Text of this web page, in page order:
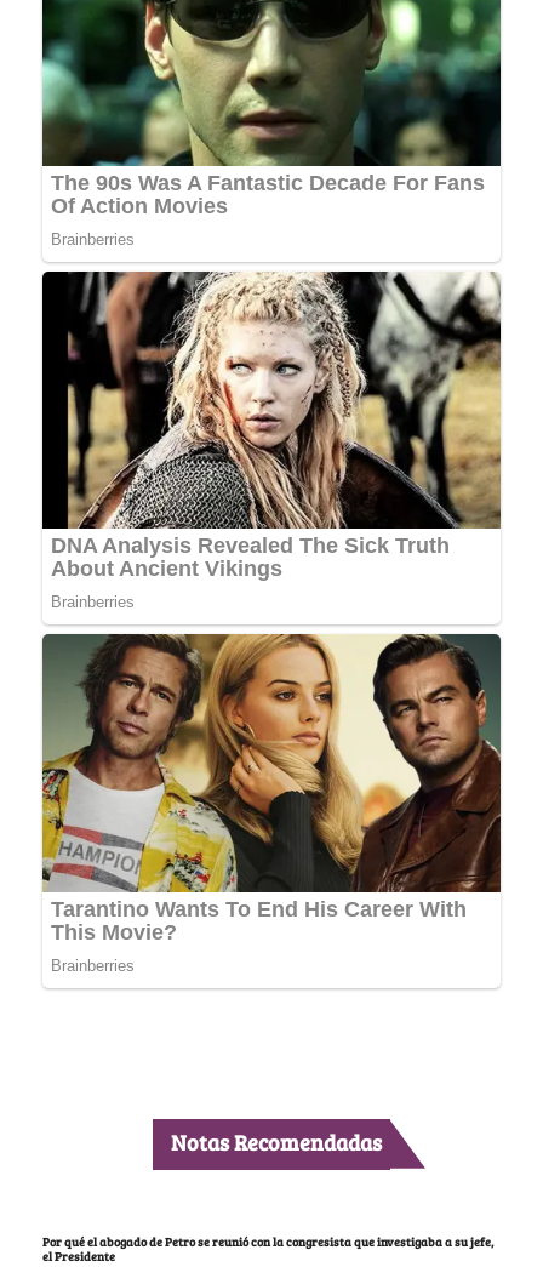
Notas Recomendadas
Por qué el abogado de Petro se reunió con la congresista que investigaba a su jefe,
el Presidente